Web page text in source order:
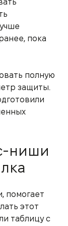
пока
полную
защиты.
ниши
помогает
этот
таблицу с